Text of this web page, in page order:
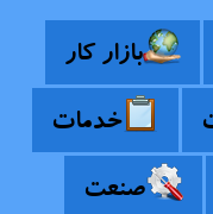
بازار کار
خدمات
صنعت